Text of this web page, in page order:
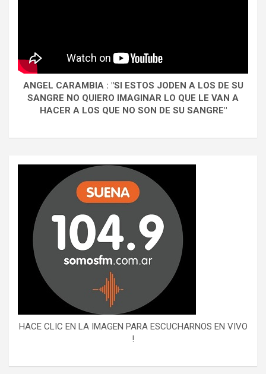
ANGEL CARAMBIA : "SI ESTOS JODEN A LOS DE SU
SANGRE NO QUIERO IMAGINAR LO QUE LE VAN A
HACER A LOS QUE NO SON DE SU SANGRE"
HACE CLIC EN LA IMAGEN PARA ESCUCHARNOS EN VIVO
!